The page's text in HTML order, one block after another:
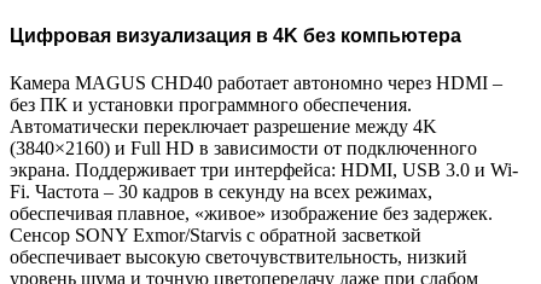
Цифровая визуализация в 4K без компьютера
Камера MAGUS CHD40 работает автономно через HDMI –
без ПК и установки программного обеспечения.
Автоматически переключает разрешение между 4K
(3840×2160) и Full HD в зависимости от подключенного
экрана. Поддерживает три интерфейса: HDMI, USB 3.0 и Wi-
Fi. Частота – 30 кадров в секунду на всех режимах,
обеспечивая плавное, «живое» изображение без задержек.
Сенсор SONY Exmor/Starvis с обратной засветкой
обеспечивает высокую светочувствительность, низкий
уровень шума и точную цветопередачу даже при слабом